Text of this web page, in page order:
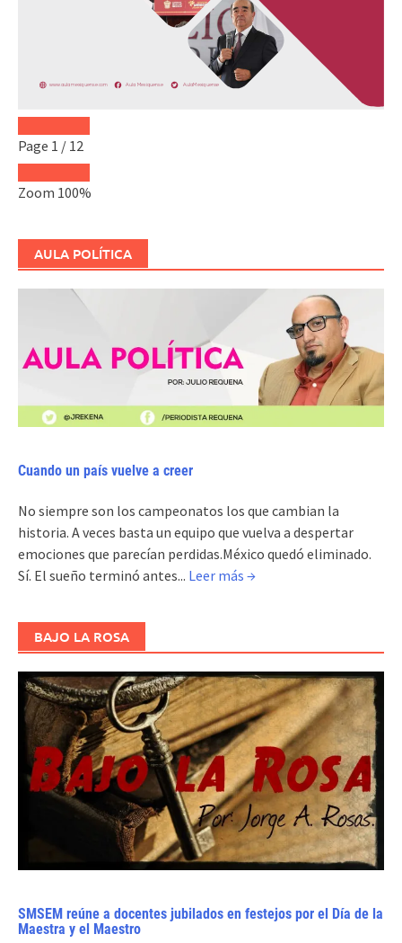
Page 1 / 12
Zoom 100%
AULA POLÍTICA
Cuando un país vuelve a creer
No siempre son los campeonatos los que cambian la
historia. A veces basta un equipo que vuelva a despertar
emociones que parecían perdidas.México quedó eliminado.
Sí. El sueño terminó antes... Leer más →
BAJO LA ROSA
SMSEM reúne a docentes jubilados en festejos por el Día de la
Maestra y el Maestro